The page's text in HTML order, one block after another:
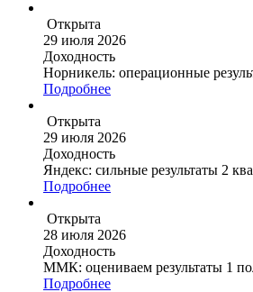
Открыта
29 июля 2026
Доходность
Норникель: операционные
Подробнее
Открыта
29 июля 2026
Доходность
Яндекс: сильные результаты 2
Подробнее
Открыта
28 июля 2026
Доходность
ММК: оцениваем результаты 1
Подробнее